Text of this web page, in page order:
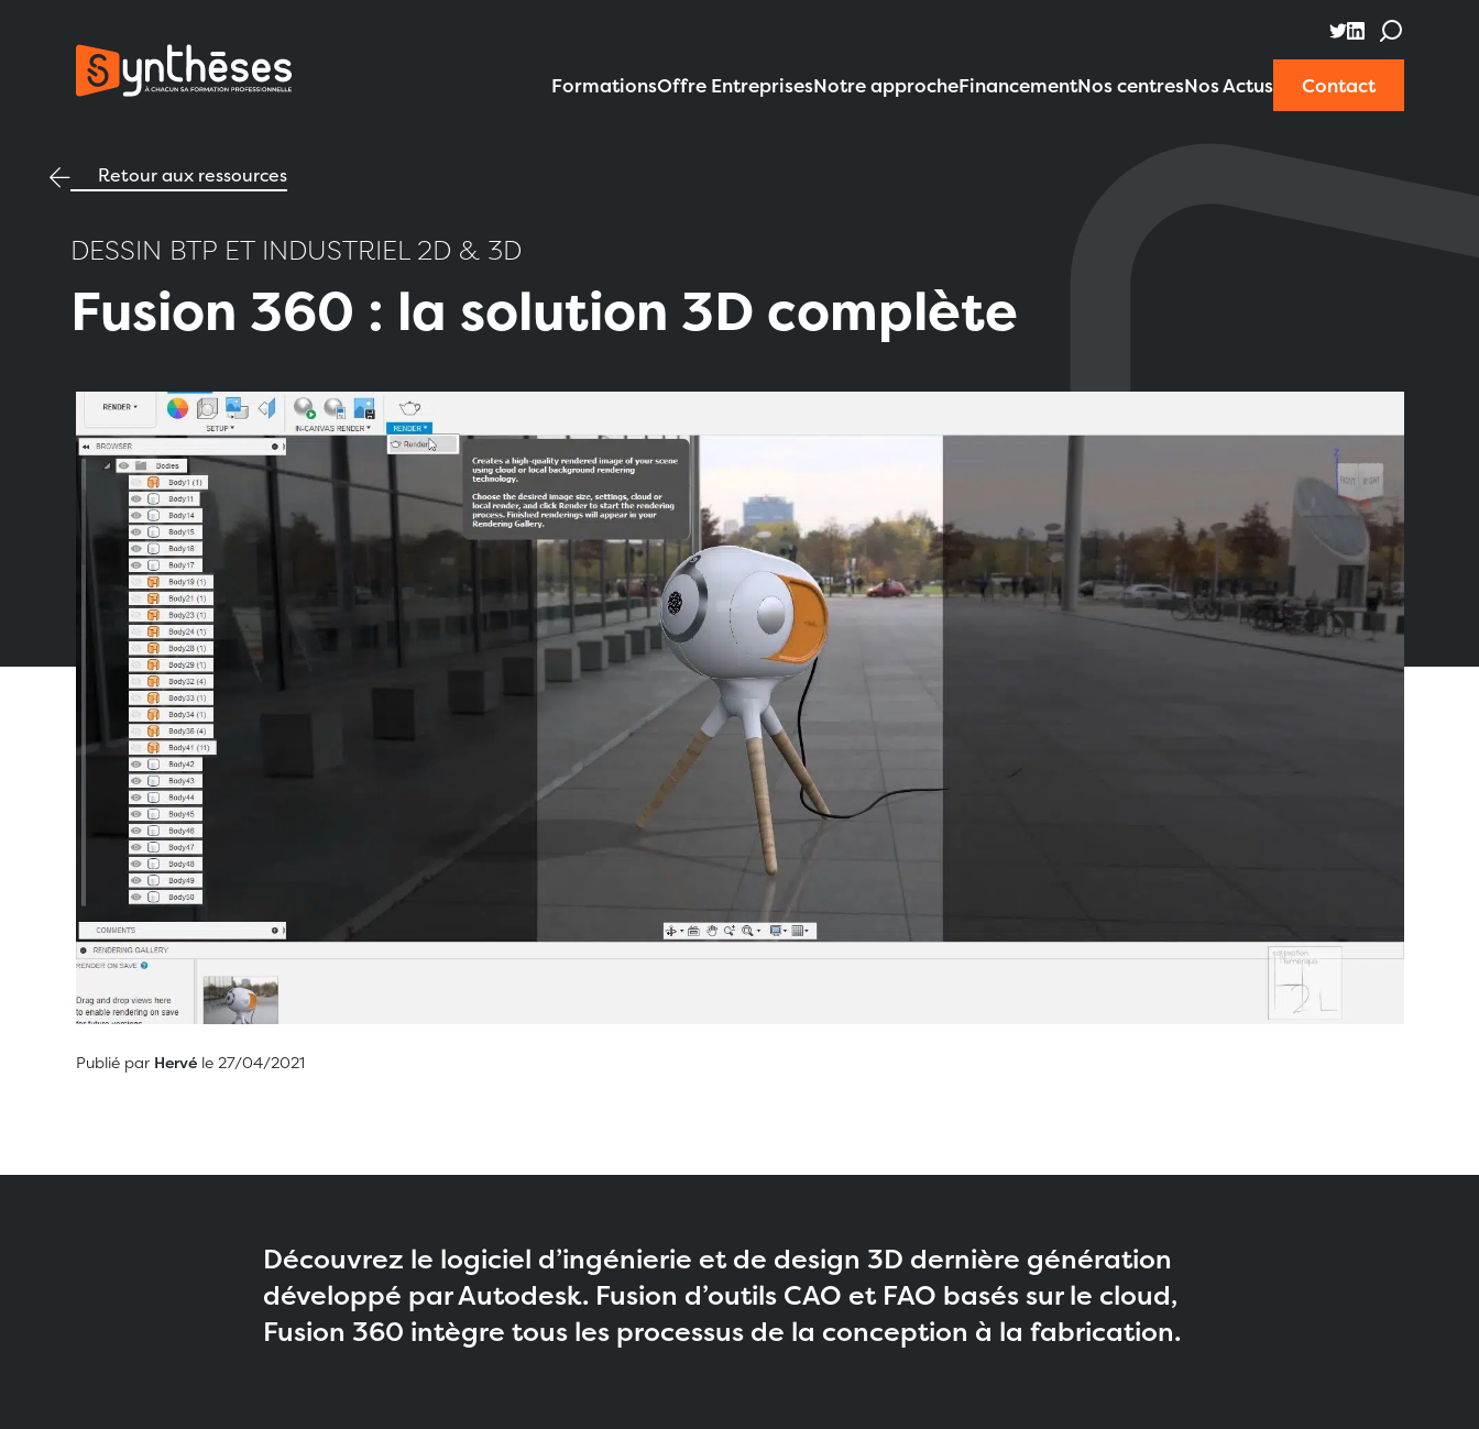
FormationsOffre EntreprisesNotre approcheFinancementNos centresNos Actus Contact
Retour aux ressources
DESSIN BTP ET INDUSTRIEL 2D & 3D
Fusion 360 : la solution 3D complète
Publié par Hervéle 27/04/2021
Découvrez le logiciel d’ingénierie et de design 3D dernière génération
développé par Autodesk. Fusion d’outils CAO et FAO basés sur le cloud,
Fusion 360 intègre tous les processus de la conception à la fabrication.